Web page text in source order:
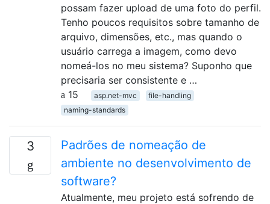
possam fazer upload de uma foto do perfil.
Tenho poucos requisitos sobre tamanho de
arquivo, dimensões, etc., mas quando o
usuário carrega a imagem, como devo
nomeá-los no meu sistema? Suponho que
precisaria ser consistente e …
15
asp.net-mvc
file-handling
naming-standards
3
Padrões de nomeação de
ambiente no desenvolvimento de
software?
Atualmente, meu projeto está sofrendo de